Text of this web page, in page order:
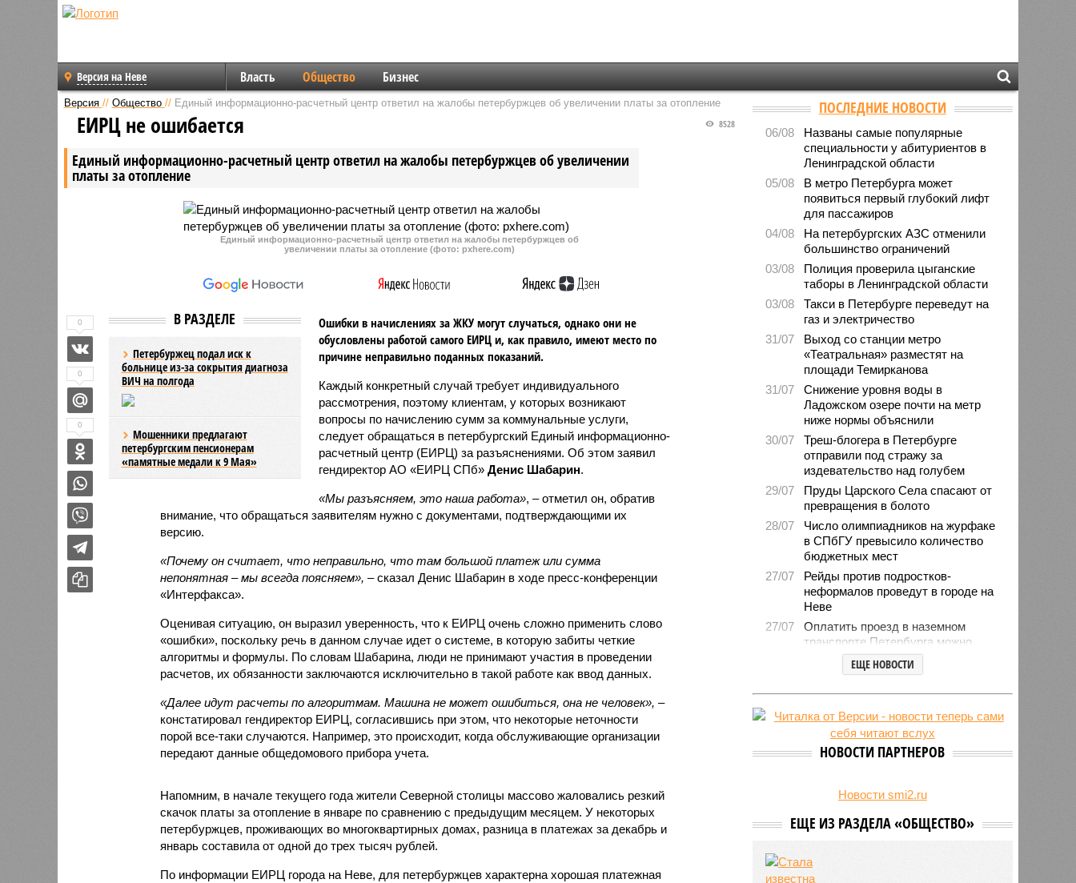
Версия на Неве Власть Общество Бизнес
Версия // Общество // Единый информационно-расчетный центр ответил на жалобы петербуржцев об увеличении платы за отопление
Единый информационно-расчетный центр ответил на жалобы петербуржцев об увеличении
платы за отопление
8528
ЕИРЦ не ошибается
Единый информационно-расчетный центр ответил на жалобы петербуржцев об
увеличении платы за отопление (фото: pxhere.com)
В РАЗДЕЛЕ
Петербуржец подал иск к
больнице из-за сокрытия диагноза
ВИЧ на полгода
Мошенники предлагают
петербургским пенсионерам
«памятные медали к 9 Мая»
Ошибки в начислениях за ЖКУ могут случаться, однако они не
обусловлены работой самого ЕИРЦ и, как правило, имеют место по
причине неправильно поданных показаний.
Каждый конкретный случай требует индивидуального
рассмотрения, поэтому клиентам, у которых возникают
вопросы по начислению сумм за коммунальные услуги,
следует обращаться в петербургский Единый информационно-
расчетный центр (ЕИРЦ) за разъяснениями. Об этом заявил
гендиректор АО «ЕИРЦ СПб» Денис Шабарин.
«Мы разъясняем, это наша работа», – отметил он, обратив
внимание, что обращаться заявителям нужно с документами, подтверждающими их
версию.
«Почему он считает, что неправильно, что там большой платеж или сумма
непонятная – мы всегда поясняем», – сказал Денис Шабарин в ходе пресс-конференции
«Интерфакса».
Оценивая ситуацию, он выразил уверенность, что к ЕИРЦ очень сложно применить слово
«ошибки», поскольку речь в данном случае идет о системе, в которую забиты четкие
алгоритмы и формулы. По словам Шабарина, люди не принимают участия в проведении
расчетов, их обязанности заключаются исключительно в такой работе как ввод данных.
«Далее идут расчеты по алгоритмам. Машина не может ошибиться, она не человек», –
констатировал гендиректор ЕИРЦ, согласившись при этом, что некоторые неточности
порой все-таки случаются. Например, это происходит, когда обслуживающие организации
передают данные общедомового прибора учета.
Напомним, в начале текущего года жители Северной столицы массово жаловались резкий
скачок платы за отопление в январе по сравнению с предыдущим месяцем. У некоторых
петербуржцев, проживающих во многоквартирных домах, разница в платежах за декабрь и
январь составила от одной до трех тысяч рублей.
По информации ЕИРЦ города на Неве, для петербуржцев характерна хорошая платежная
0
0
0
ПОСЛЕДНИЕ НОВОСТИ
06/08
Названы самые популярные
специальности у абитуриентов в
Ленинградской области
05/08
В метро Петербурга может
появиться первый глубокий лифт
для пассажиров
04/08
На петербургских АЗС отменили
большинство ограничений
03/08
Полиция проверила цыганские
таборы в Ленинградской области
03/08
Такси в Петербурге переведут на
газ и электричество
31/07
Выход со станции метро
«Театральная» разместят на
площади Темирканова
31/07
Снижение уровня воды в
Ладожском озере почти на метр
ниже нормы объяснили
30/07
Треш-блогера в Петербурге
отправили под стражу за
издевательство над голубем
29/07
Пруды Царского Села спасают от
превращения в болото
28/07
Число олимпиадников на журфаке
в СПбГУ превысило количество
бюджетных мест
27/07
Рейды против подростков-
неформалов проведут в городе на
Неве
27/07
Оплатить проезд в наземном
транспорте Петербурга можно
будет по геолокации
Власти поручили сократить сроки
отключения горячей воды в
День ВМФ в Петербурге отметят
без главного военно-морского
парада и салюта
прав предложили ввести в
ЕЩЕ НОВОСТИ
НОВОСТИ ПАРТНЕРОВ
Новости smi2.ru
ЕЩЕ ИЗ РАЗДЕЛА «ОБЩЕСТВО»